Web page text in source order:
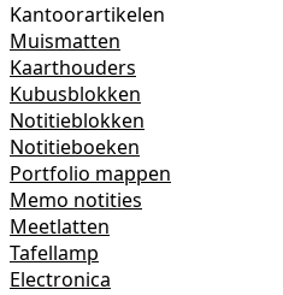
Kantoorartikelen
Muismatten
Kaarthouders
Kubusblokken
Notitieblokken
Notitieboeken
Portfolio mappen
Memo notities
Meetlatten
Tafellamp
Electronica